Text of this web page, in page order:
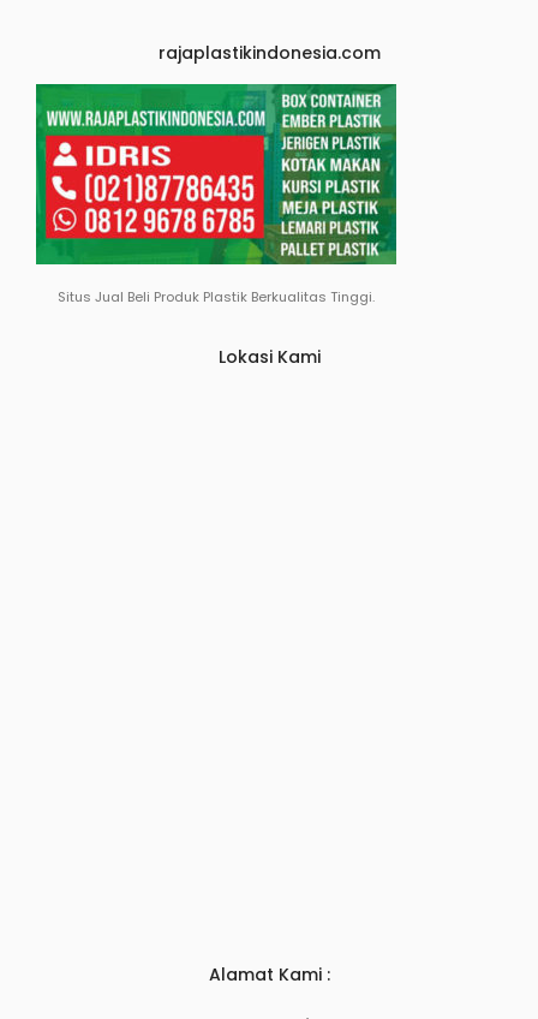
rajaplastikindonesia.com
Situs Jual Beli Produk Plastik Berkualitas Tinggi.
Lokasi Kami
Alamat Kami :